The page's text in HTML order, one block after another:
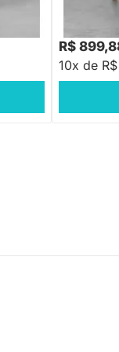
R$
10x de